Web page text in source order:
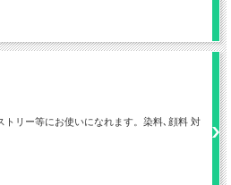
リー等にお使いになれます。染料､顔料 対